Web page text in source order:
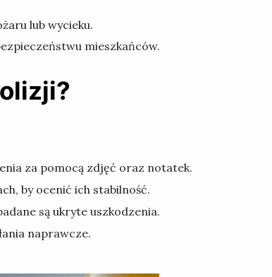
lub wycieku.
mieszkańców.
za pomocą zdjęć oraz notatek.
by ocenić ich stabilność.
są ukryte uszkodzenia.
naprawcze.